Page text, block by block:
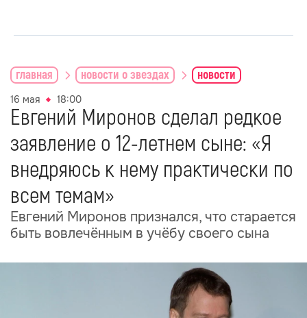
главная новости о звездах новости
16 мая 18:00
Евгений Миронов сделал редкое
заявление о 12-летнем сыне: «Я
внедряюсь к нему практически по
всем темам»
Евгений Миронов признался, что старается
быть вовлечённым в учёбу своего сына